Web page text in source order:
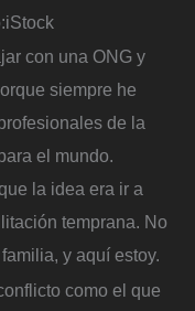
iStock
con una ONG y
siempre he
de la
el mundo.
la idea era ir a
temprana. No
y aquí estoy.
como el que